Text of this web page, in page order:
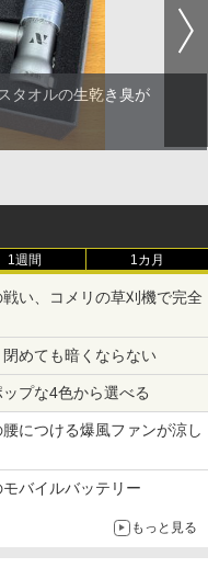
タオルの生乾き臭が
1週間 1カ月
い、コメリの草刈機で完全
めても暗くならない
プな4色から選べる
につける爆風ファンが涼し
バイルバッテリー
もっと見る